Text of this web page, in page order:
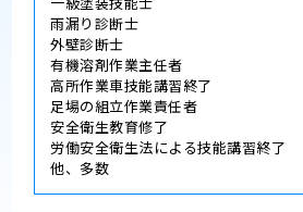
雨漏り診断士
外壁診断士
有機溶剤作業主任者
高所作業車技能講習終了
足場の組立作業責任者
安全衛生教育修了
労働安全衛生法による技能講習終了
他、多数